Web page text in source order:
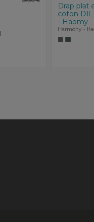
Drap plat
coton
- Haomy
Harmony -